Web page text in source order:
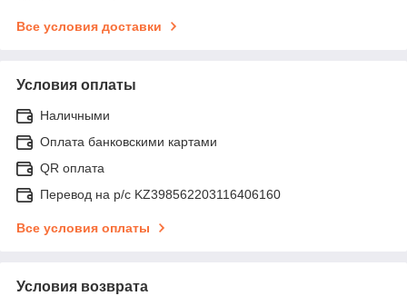
Все условия доставки
Условия оплаты
Наличными
Оплата банковскими картами
QR оплата
Перевод на р/с KZ398562203116406160
Все условия оплаты
Условия возврата